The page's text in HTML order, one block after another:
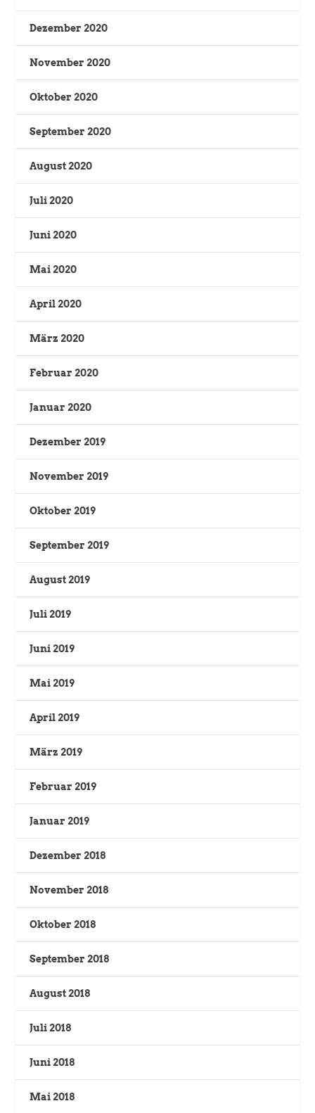
Dezember 2020
November 2020
Oktober 2020
September 2020
August 2020
Juli 2020
Juni 2020
Mai 2020
April 2020
März 2020
Februar 2020
Januar 2020
Dezember 2019
November 2019
Oktober 2019
September 2019
August 2019
Juli 2019
Juni 2019
Mai 2019
April 2019
März 2019
Februar 2019
Januar 2019
Dezember 2018
November 2018
Oktober 2018
September 2018
August 2018
Juli 2018
Juni 2018
Mai 2018